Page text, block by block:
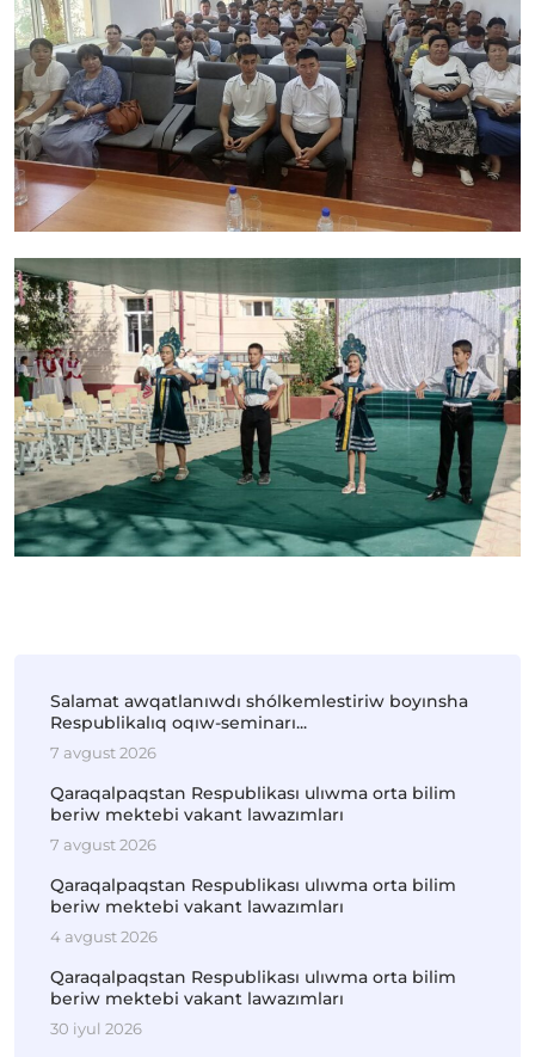
Salamat awqatlanıwdı shólkemlestiriw boyınsha
Respublikalıq oqıw-seminarı...
7 avgust 2026
Qaraqalpaqstan Respublikası ulıwma orta bilim
beriw mektebi vakant lawazımları
7 avgust 2026
Qaraqalpaqstan Respublikası ulıwma orta bilim
beriw mektebi vakant lawazımları
4 avgust 2026
Qaraqalpaqstan Respublikası ulıwma orta bilim
beriw mektebi vakant lawazımları
30 iyul 2026